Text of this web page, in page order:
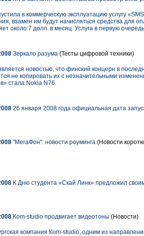
в коммерческую эксплуатацию услугу
взамен им будут начисляться средства для
около 7 долл. в месяц. Услуга в первую
Зеркало разума (Тесты цифровой техники)
новостью, что финский концерн в
не копировать их с незначительными
стала Nokia N76.
26 января 2008 года официальная дата
"МегаФон": новости роуминга (Новости
К Дню студента «Скай Линк» предложил
Кom-studio продвигает видеотоны (Новости)
компания Кom-studio, одним из